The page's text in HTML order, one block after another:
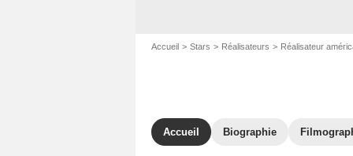
Accueil Stars Réalisateurs Réalisateur
Accueil Biographie